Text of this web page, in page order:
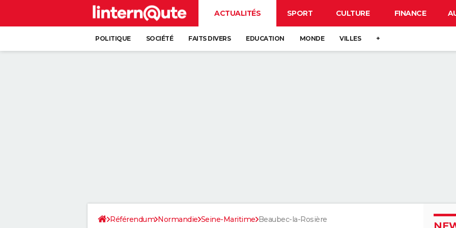
ACTUALITÉS SPORT CULTURE FINANCE
POLITIQUE SOCIÉTÉ FAITS DIVERS EDUCATION MONDE VILLES +
Référendum Normandie Seine-Maritime Beaubec-la-Rosière